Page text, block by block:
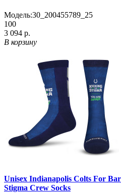
Модель:30_200455789_25
100
3 094 р.
В корзину
Unisex Indianapolis Colts For
Stigma Crew Socks